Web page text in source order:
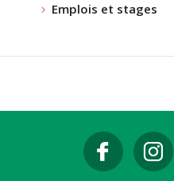
Emplois et stages